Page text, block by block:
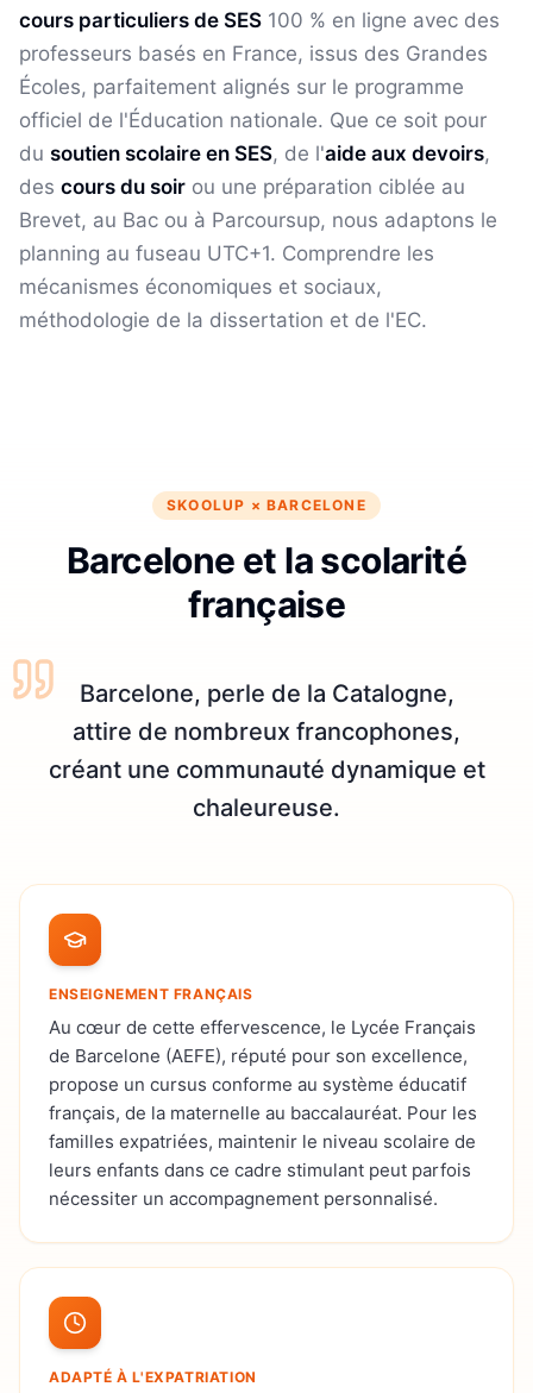
cours particuliers de SES 100 % en ligne avec des
professeurs basés en France, issus des Grandes
Écoles, parfaitement alignés sur le programme
officiel de l'Éducation nationale. Que ce soit pour
du soutien scolaire en SES, de l'aide aux devoirs,
des cours du soir ou une préparation ciblée au
Brevet, au Bac ou à Parcoursup, nous adaptons le
planning au fuseau UTC+1. Comprendre les
mécanismes économiques et sociaux,
méthodologie de la dissertation et de l'EC.
SKOOLUP ×BARCELONE
Barcelone et la scolarité
française
Barcelone, perle de la Catalogne,
attire de nombreux francophones,
créant une communauté dynamique et
chaleureuse.
ENSEIGNEMENT FRANÇAIS
Au cœur de cette effervescence, le Lycée Français
de Barcelone (AEFE), réputé pour son excellence,
propose un cursus conforme au système éducatif
français, de la maternelle au baccalauréat. Pour les
familles expatriées, maintenir le niveau scolaire de
leurs enfants dans ce cadre stimulant peut parfois
nécessiter un accompagnement personnalisé.
ADAPTÉ À L'EXPATRIATION